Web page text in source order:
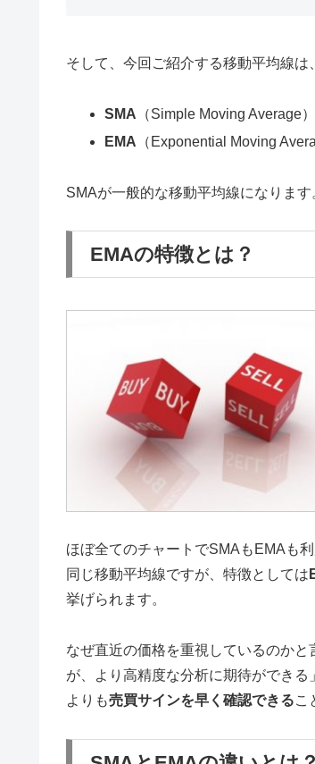
そして、今回ご紹介する移動平均線は
SMA （Simple Moving Average
EMA （Exponential Moving
SMAが一般的な移動平均線になりま
EMAの特徴とは？
ほぼ全てのチャートでSMAもEMAも
同じ移動平均線ですが、特徴としては
挙げられます。
なぜ直近の価格を重視しているのか
が、より高精度な分析に期待ができ
よりも売買サインを早く確認できるこ